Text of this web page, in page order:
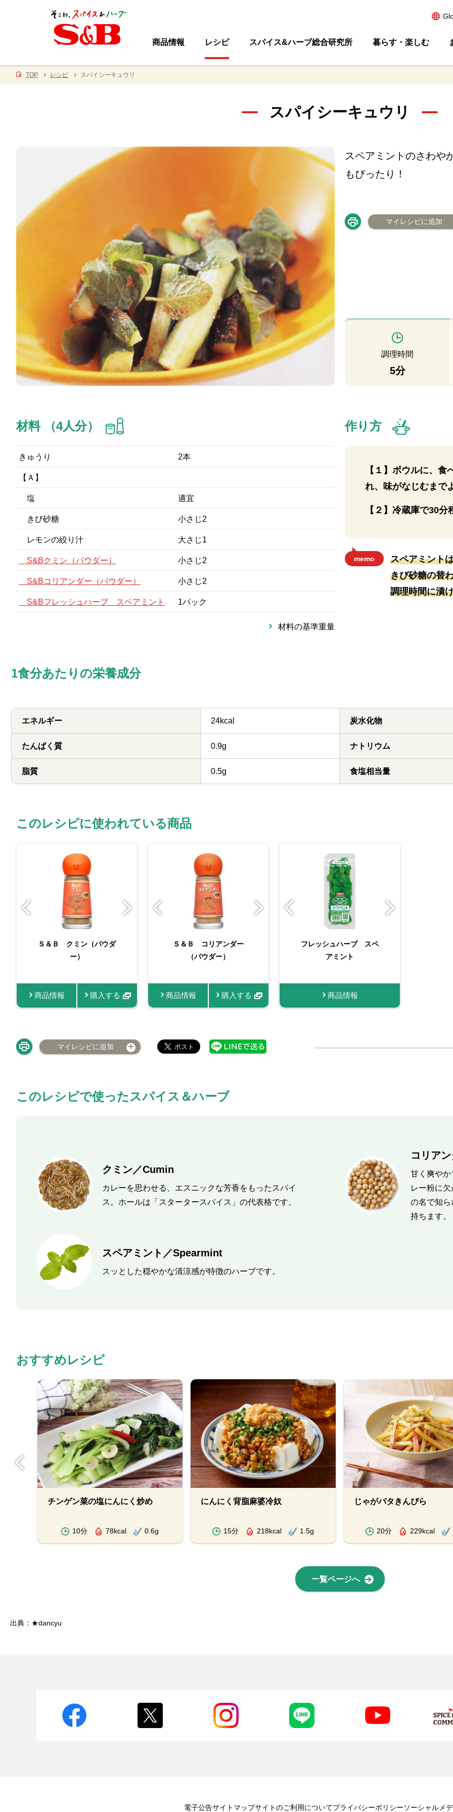
商品情報 レシピ スパイス&ハーブ総合研究所 暮らす・楽しむ
TOP レシピ スパイシーキュウリ
スパイシーキュウリ
スペアミントのさわや
もぴったり！
マイレシピに追加
調理時間
5分
材料 （4人分）
きゅうり 2本
【Ａ】
塩 適宜
きび砂糖 小さじ2
レモンの絞り汁 大さじ1
S&Bクミン（パウダー） 小さじ2
S&Bコリアンダー（パウダー） 小さじ2
S&Bフレッシュハーブ スペアミント 1パック
材料の基準重量
作り方
【１】ボウルに、
れ、味がなじむまで
【２】冷蔵庫で30分
memo
スペアミント
きび砂糖の替
調理時間に漬
1食分あたりの栄養成分
エネルギー 24kcal
たんぱく質 0.9g
脂質 0.5g
炭水化物
ナトリウム
食塩相当量
このレシピに使われている商品
Ｓ＆Ｂ クミン（パウダ
ー）
商品情報 購入する
Ｓ＆Ｂ 袋入りクミン
（パウダー） ファスナ
商品情報 購入する
スマートスパイス クミ
商品情報
ORGANIC SPICE 袋
入り有機コリアンダー
商品情報 購入する
Ｓ＆Ｂ コリアンダー
（パウダー）
商品情報 購入する
Ｓ＆Ｂ 袋入りコリアン
ダー（パウダー） ファ
商品情報
（苗） スペアミント
商品情報
フレッシュハーブ スペ
アミント
商品情報
マイレシピに追加
このレシピで使ったスパイス＆ハーブ
クミン／Cumin
カレーを思わせる、エスニックな芳香をもったスパイ
ス。ホールは「スタータースパイス」の代表格です。
コリア
甘く爽やか
レー粉に
の名で知
持ちます。
スペアミント／Spearmint
スッとした穏やかな清涼感が特徴のハーブです。
おすすめレシピ
チンゲン菜の塩にんにく炒め
10分 78kcal 0.6g
にんにく背脂麻婆冷奴
15分 218kcal 1.5g
じゃがバタきんぴら
20分 229kcal
一覧ページへ
出典：★dancyu
電子公告サイトマップサイトのご利用についてプライバシーポリシーソーシャルメ